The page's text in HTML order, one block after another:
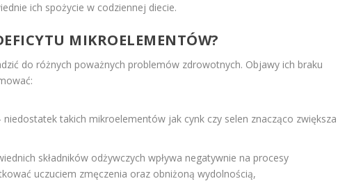
ich spożycie w codziennej diecie.
MIKROELEMENTÓW?
do różnych poważnych problemów zdrowotnych. Objawy ich braku
niedostatek takich mikroelementów jak cynk czy selen znacząco zwiększa
składników odżywczych wpływa negatywnie na procesy
uczuciem zmęczenia oraz obniżoną wydolnością,